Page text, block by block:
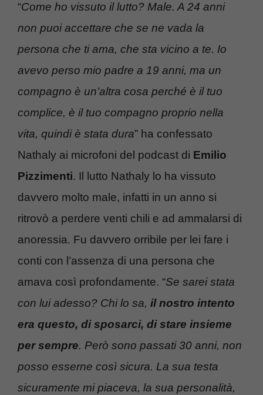
“Come ho vissuto il lutto? Male. A 24 anni
non puoi accettare che se ne vada la
persona che ti ama, che sta vicino a te. Io
avevo perso mio padre a 19 anni, ma un
compagno è un’altra cosa perché è il tuo
complice, è il tuo compagno proprio nella
vita, quindi è stata dura” ha confessato
Nathaly ai microfoni del podcast di Emilio
Pizzimenti. Il lutto Nathaly lo ha vissuto
davvero molto male, infatti in un anno si
ritrovò a perdere venti chili e ad ammalarsi di
anoressia. Fu davvero orribile per lei fare i
conti con l’assenza di una persona che
amava così profondamente. “Se sarei stata
con lui adesso? Chi lo sa, il nostro intento
era questo, di sposarci, di stare insieme
per sempre. Però sono passati 30 anni, non
posso esserne così sicura. La sua testa
sicuramente mi piaceva, la sua personalità,